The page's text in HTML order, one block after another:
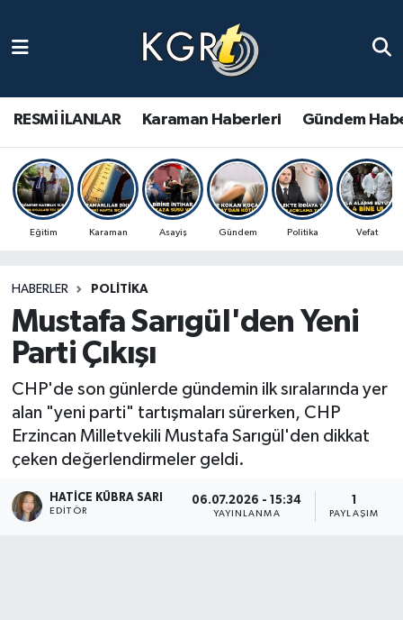
RESMİ İLANLAR Karaman Haberleri Gündem
Eğitim Karaman Asayiş Gündem Politika Vefat
HABERLER POLITIKA
Mustafa Sarıgül'den Yeni
Parti Çıkışı
CHP'de son günlerde gündemin ilk sıralarında yer
alan "yeni parti" tartışmaları sürerken, CHP
Erzincan Milletvekili Mustafa Sarıgül'den dikkat
çeken değerlendirmeler geldi.
HATICE KÜBRA SARI
EDITÖR
06.07.2026 - 15:34
YAYINLANMA
1
PAYLAŞIM
Gündem Haberleri
Güncel Haberler
Spor Haberleri
Ulusal Haberler
Vefat Edenler